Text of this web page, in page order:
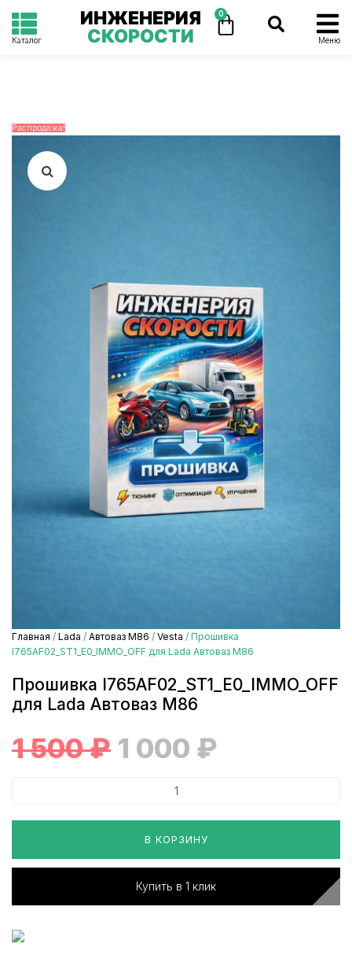
Каталог
ИНЖЕНЕРИЯ
СКОРОСТИ
0
Меню
Распродажа!
Главная / Lada / Автоваз М86 / Vesta / Прошивка
I765AF02_ST1_E0_IMMO_OFF для Lada Автоваз М86
Прошивка I765AF02_ST1_E0_IMMO_OFF
для Lada Автоваз М86
1 500₽ 1 000 ₽
В КОРЗИНУ
Купить в 1 клик